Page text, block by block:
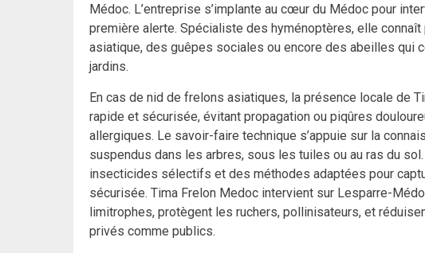
Médoc. L’entreprise s’implante au cœur du Médoc pour
première alerte. Spécialiste des hyménoptères, elle
asiatique, des guêpes sociales ou encore des abeilles qui
jardins.
En cas de nid de frelons asiatiques, la présence locale de
rapide et sécurisée, évitant propagation ou piqûres
allergiques. Le savoir-faire technique s’appuie sur la
suspendus dans les arbres, sous les tuiles ou au ras du
insecticides sélectifs et des méthodes adaptées pour
sécurisée. Tima Frelon Medoc intervient sur Lesparre-
limitrophes, protègent les ruchers, pollinisateurs, et
privés comme publics.